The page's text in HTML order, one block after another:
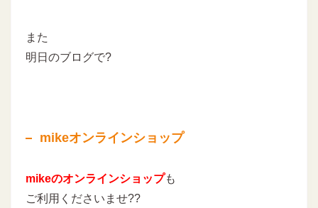
また
明日のブログで?
mikeオンラインショップ
mikeのオンラインショップも
ご利用くださいませ??